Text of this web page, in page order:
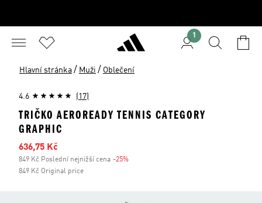
1
Hlavní stránka / Muži / Oblečení
4.6 (17)
TRIČKO AEROREADY TENNIS CATEGORY
GRAPHIC
Zlevněná cena
636,75 Kč
849 Kč Poslední nejnižší cena -25%
849 Kč Original price